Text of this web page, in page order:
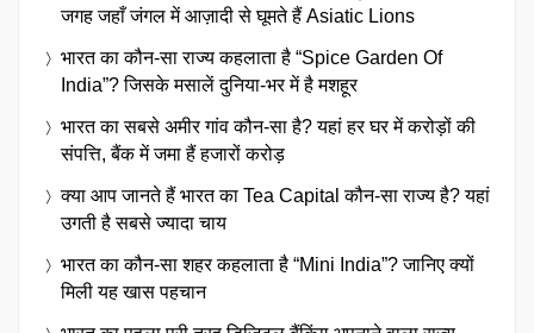
जगह जहाँ जंगल में आज़ादी से घूमते हैं Asiatic Lions
भारत का कौन-सा राज्य कहलाता है “Spice Garden Of
India”? जिसके मसालें दुनिया-भर में है मशहूर
भारत का सबसे अमीर गांव कौन-सा है? यहां हर घर में करोड़ों की
संपत्ति, बैंक में जमा हैं हजारों करोड़
क्या आप जानते हैं भारत का Tea Capital कौन-सा राज्य है? यहां
उगती है सबसे ज्यादा चाय
भारत का कौन-सा शहर कहलाता है “Mini India”? जानिए क्यों
मिली यह खास पहचान